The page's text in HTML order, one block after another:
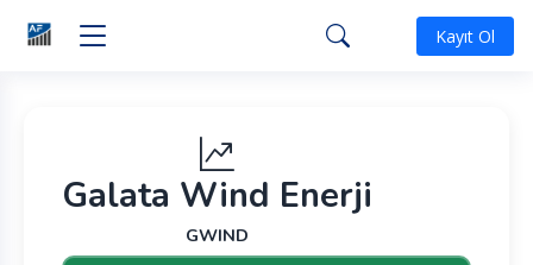
Kayıt Ol
Galata Wind Enerji
GWIND